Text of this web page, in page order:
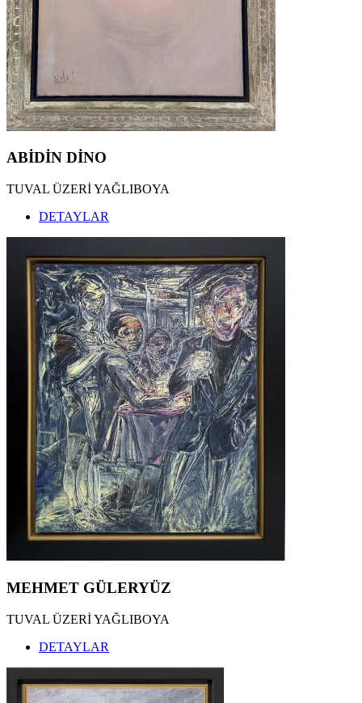
ABİDİN DİNO
TUVAL ÜZERİ YAĞLIBOYA
DETAYLAR
MEHMET GÜLERYÜZ
TUVAL ÜZERİ YAĞLIBOYA
DETAYLAR